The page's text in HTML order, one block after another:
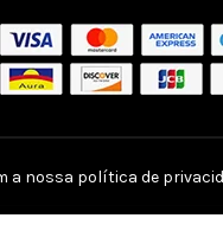
a nossa política de